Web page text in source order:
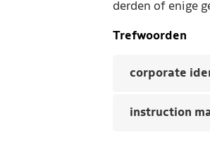
derden of enige
Trefwoorden
corporate
instruction